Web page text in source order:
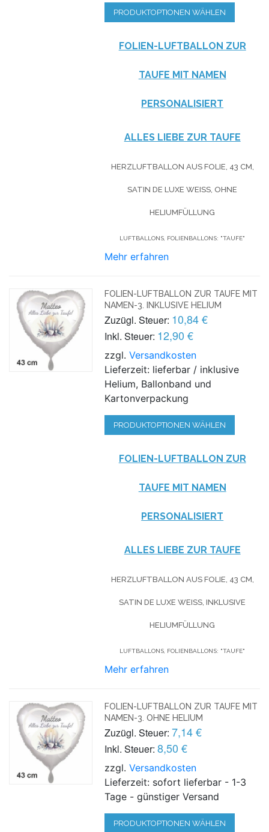
PRODUKTOPTIONEN WÄHLEN
FOLIEN-LUFTBALLON ZUR
TAUFE MIT NAMEN
PERSONALISIERT
ALLES LIEBE ZUR TAUFE
HERZLUFTBALLON AUS FOLIE, 43 CM,
SATIN DE LUXE WEISS, OHNE H
ELIUMFÜLLUNG
LUFTBALLONS, FOLIENBALLONS: "TAUFE"
Mehr erfahren
FOLIEN-LUFTBALLON ZUR TAUFE MIT
NAMEN-3. INKLUSIVE HELIUM
Zuzügl. Steuer: 10,84 €
Inkl. Steuer: 12,90 €
zzgl.Versandkosten
Lieferzeit: lieferbar / inklusive
Helium, Ballonband und
Kartonverpackung
PRODUKTOPTIONEN WÄHLEN
FOLIEN-LUFTBALLON ZUR
TAUFE MIT NAMEN
PERSONALISIERT
ALLES LIEBE ZUR TAUFE
HERZLUFTBALLON AUS FOLIE, 43 CM,
SATIN DE LUXE WEISS, INKLUSIVE H
ELIUMFÜLLUNG
LUFTBALLONS, FOLIENBALLONS: "TAUFE"
Mehr erfahren
FOLIEN-LUFTBALLON ZUR TAUFE MIT
NAMEN-3. OHNE HELIUM
Zuzügl. Steuer: 7,14 €
Inkl. Steuer: 8,50 €
zzgl.Versandkosten
Lieferzeit: sofort lieferbar - 1-3
Tage - günstiger Versand
PRODUKTOPTIONEN WÄHLEN